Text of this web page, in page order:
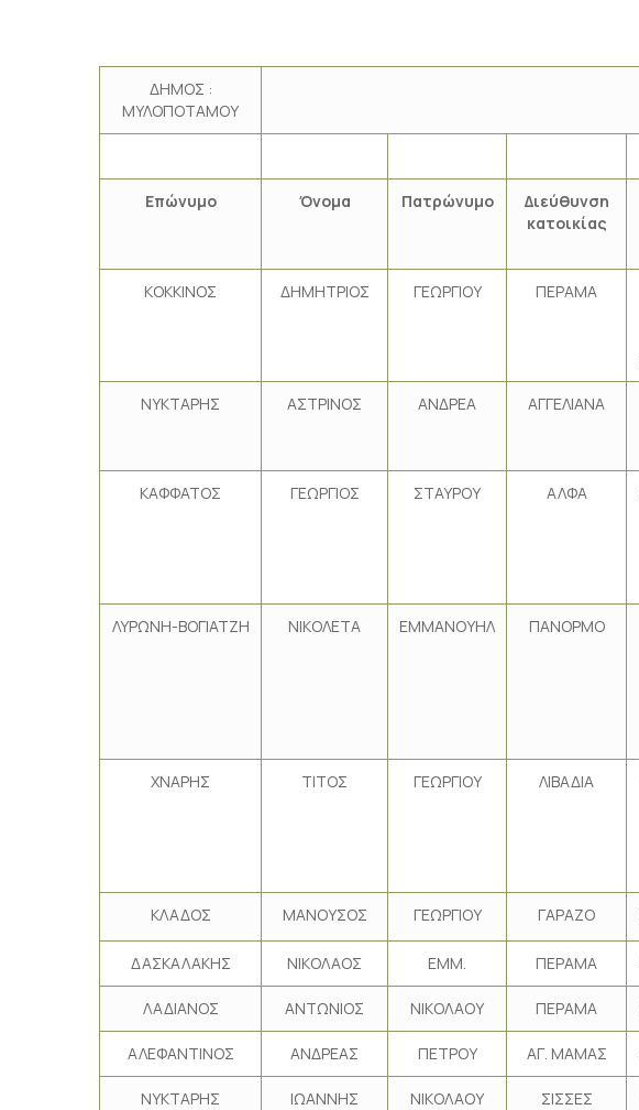
ΔΗΜΟΣ :
ΜΥΛΟΠΟΤΑΜΟΥ
Επώνυμο Όνομα Πατρώνυμο
Διεύθυνση
κατοικίας
ΚΟΚΚΙΝΟΣ ΔΗΜΗΤΡΙΟΣ ΓΕΩΡΓΙΟΥ ΠΕΡΑΜΑ
ΝΥΚΤΑΡΗΣ ΑΣΤΡΙΝΟΣ ΑΝΔΡΕΑ ΑΓΓΕΛΙΑΝΑ
ΚΑΦΦΑΤΟΣ ΓΕΩΡΓΙΟΣ ΣΤΑΥΡΟΥ ΑΛΦΑ
ΛΥΡΩΝΗ-ΒΟΓΙΑΤΖΗ ΝΙΚΟΛΕΤΑ ΕΜΜΑΝΟΥΗΛ ΠΑΝΟΡΜΟ
ΧΝΑΡΗΣ ΤΙΤΟΣ ΓΕΩΡΓΙΟΥ ΛΙΒΑΔΙΑ
ΚΛΑΔΟΣ ΜΑΝΟΥΣΟΣ ΓΕΩΡΓΙΟΥ ΓΑΡΑΖΟ
ΔΑΣΚΑΛΑΚΗΣ ΝΙΚΟΛΑΟΣ ΕΜΜ. ΠΕΡΑΜΑ
ΛΑΔΙΑΝΟΣ ΑΝΤΩΝΙΟΣ ΝΙΚΟΛΑΟΥ ΠΕΡΑΜΑ
ΑΛΕΦΑΝΤΙΝΟΣ ΑΝΔΡΕΑΣ ΠΕΤΡΟΥ ΑΓ. ΜΑΜΑΣ
ΝΥΚΤΑΡΗΣ ΙΩΑΝΝΗΣ ΝΙΚΟΛΑΟΥ ΣΙΣΣΕΣ